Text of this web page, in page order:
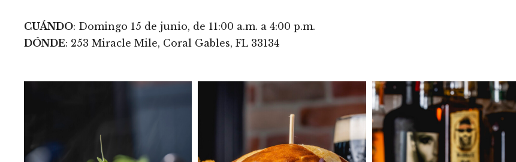
CUÁNDO: Domingo 15 de junio, de 11:00 a.m. a 4:00 p.m.
DÓNDE: 253 Miracle Mile, Coral Gables, FL 33134